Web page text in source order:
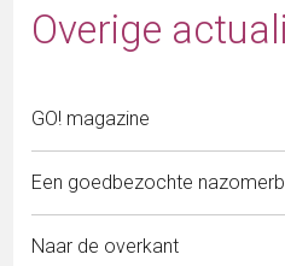
Overige
GO! magazine
Een goedbezochte
Naar de overkant